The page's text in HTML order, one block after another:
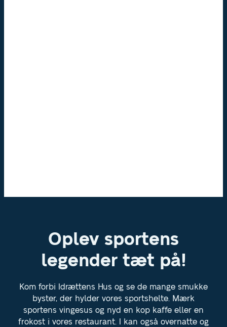
Oplev sportens
legender tæt på!
Kom forbi Idrættens Hus og se de mange smukke
byster, der hylder vores sportshelte. Mærk
sportens vingesus og nyd en kop kaffe eller en
frokost i vores restaurant. I kan også overnatte og